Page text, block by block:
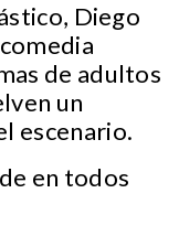
Diego
de adultos
un
escenario.
en todos